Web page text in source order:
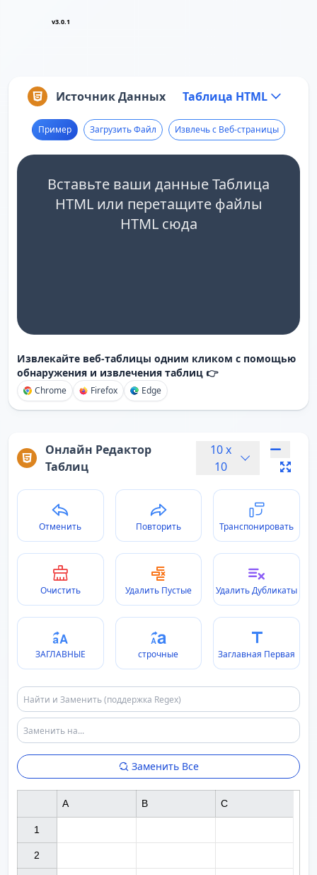
v3.0.1
Источник Данных Таблица HTML
Пример Загрузить Файл Извлечь с Веб-страницы
Вставьте ваши данные Таблица
HTML или перетащите файлы
HTML сюда
Извлекайте веб-таблицы одним кликом с помощью
обнаружения и извлечения таблиц 👉
Chrome Firefox Edge
Онлайн Редактор
Таблиц
10x
10
Отменить Повторить Транспонировать
Очистить Удалить Пустые Удалить Дубликаты
ЗАГЛАВНЫЕ строчные Заглавная Первая
Заменить Все
1
2
A B C